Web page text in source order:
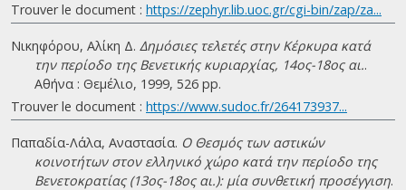
Trouver le document : https://zephyr.lib.uoc.gr/cgi-bin/zap/za...
Νικηφόρου, Αλίκη Δ. Δημόσιες τελετές στην Κέρκυρα κατά
την περίοδο της Βενετικής κυριαρχίας, 14ος-18ος αι..
Αθήνα : Θεμέλιο, 1999, 526 pp.
Trouver le document : https://www.sudoc.fr/264173937...
Παπαδία-Λάλα, Αναστασία. Ο Θεσμός των αστικών
κοινοτήτων στον ελληνικό χώρο κατά την περίοδο της
Βενετοκρατίας (13ος-18ος αι.): μία συνθετική προσέγγιση.